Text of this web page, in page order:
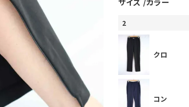
ネックレス ピヤス・イヤリング
定番スムース
2
クロ
コン